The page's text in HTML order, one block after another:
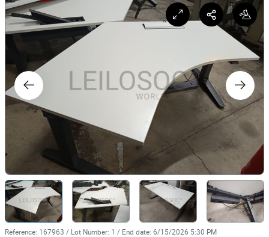
Reference: 167963 / Lot Number: 1 / End date: 6/15/2026 5:30 PM